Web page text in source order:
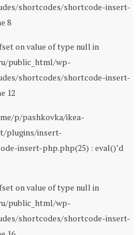
shortcodes/shortcode-insert-
8
on value of type null in
public_html/wp-
shortcodes/shortcode-insert-
12
p/pashkovka/ikea-
plugins/insert-
insert-php.php(25) : eval()’d
on value of type null in
public_html/wp-
shortcodes/shortcode-insert-